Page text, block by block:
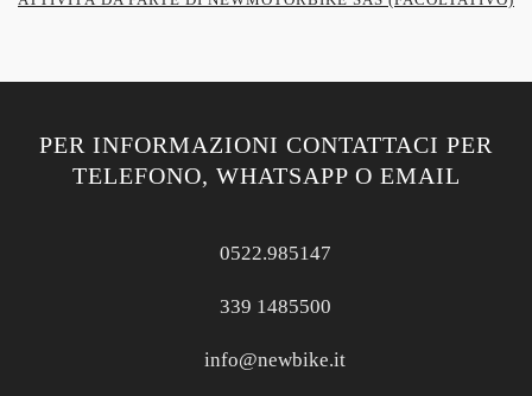
PER INFORMAZIONI CONTATTACI PER
TELEFONO, WHATSAPP O EMAIL
0522.985147
339 1485500
info@newbike.it